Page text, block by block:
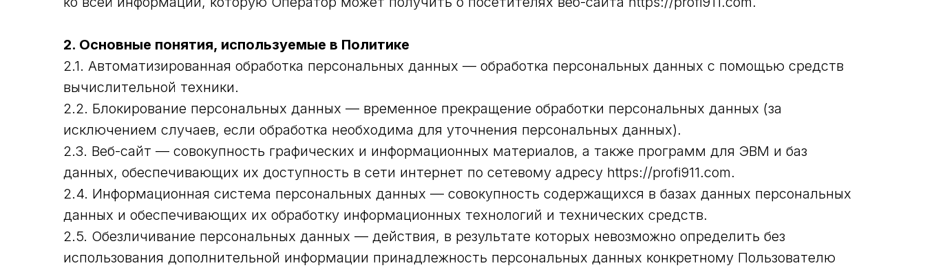
2. Основные понятия, используемые в Политике
2.1. Автоматизированная обработка персональных данных — обработка персональных данных с помощью средств
вычислительной техники.
2.2. Блокирование персональных данных — временное прекращение обработки персональных данных (за
исключением случаев, если обработка необходима для уточнения персональных данных).
2.3. Веб-сайт — совокупность графических и информационных материалов, а также программ для ЭВМ и баз
данных, обеспечивающих их доступность в сети интернет по сетевому адресу https://profi911.com.
2.4. Информационная система персональных данных — совокупность содержащихся в базах данных персональных
данных и обеспечивающих их обработку информационных технологий и технических средств.
2.5. Обезличивание персональных данных — действия, в результате которых невозможно определить без
использования дополнительной информации принадлежность персональных данных конкретному Пользователю